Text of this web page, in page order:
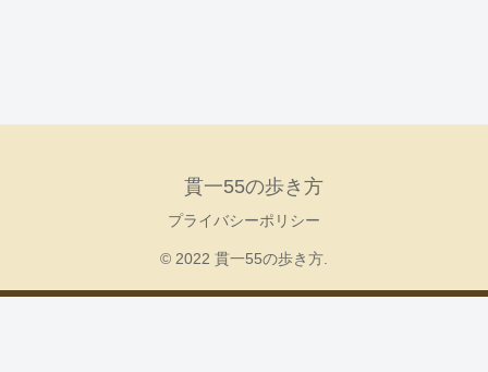
貫一55の歩き方
プライバシーポリシー
© 2022 貫一55の歩き方.